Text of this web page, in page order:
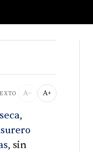
A− A+
,
, sin